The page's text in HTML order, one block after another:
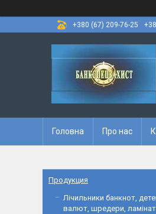
+380 (67) 209-76-25
Головна Про нас
Продукция
Лічильники банкнот,
валют, шредери,